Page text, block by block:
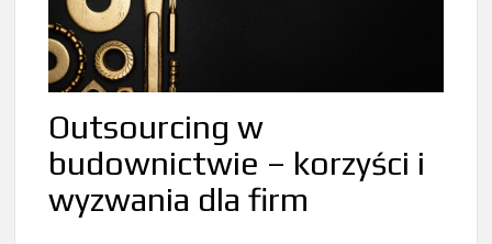
Outsourcing w
budownictwie – korzyści i
wyzwania dla firm